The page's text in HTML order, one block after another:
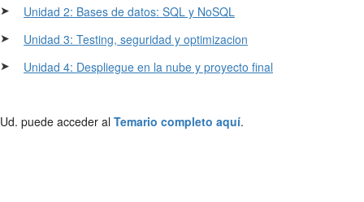
➤
Unidad 2: Bases de datos: SQL y NoSQL
➤
Unidad 3: Testing, seguridad y optimizacion
➤
Unidad 4: Despliegue en la nube y proyecto final
Ud. puede acceder al Temario completo aquí.